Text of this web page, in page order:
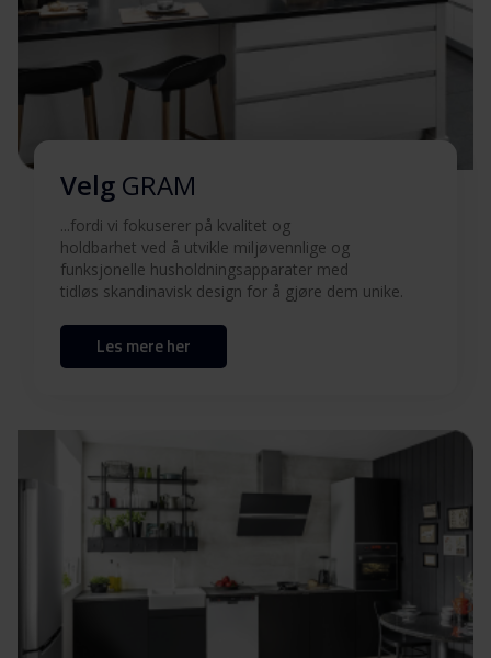
Velg GRAM
...fordi vi fokuserer på kvalitet og
holdbarhet ved å utvikle miljøvennlige og
funksjonelle husholdningsapparater med
tidløs skandinavisk design for å gjøre dem unike.
Les mere her